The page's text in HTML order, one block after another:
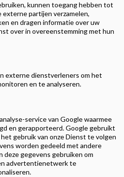
kunnen toegang hebben tot
partijen verzamelen,
en dragen informatie over uw
over in overeenstemming met hun
externe dienstverleners om het
en te analyseren.
service van Google waarmee
en gerapporteerd. Google gebruikt
gebruik van onze Dienst te volgen
worden gedeeld met andere
deze gegevens gebruiken om
advertentienetwerk te